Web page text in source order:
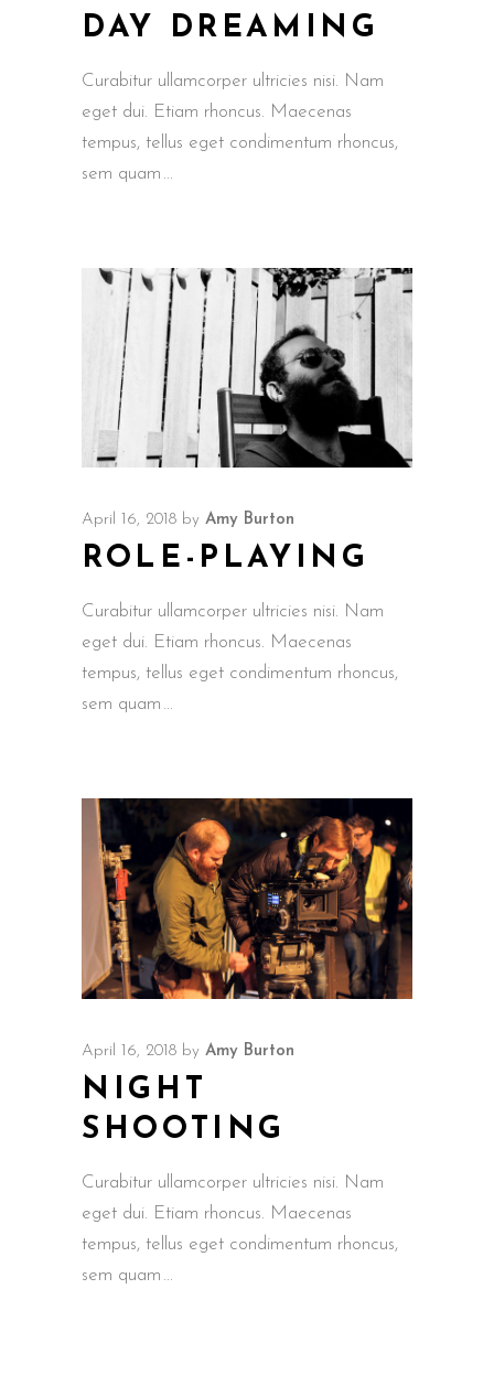
DAY DREAMING
Curabitur ullamcorper ultricies nisi. Nam
eget dui. Etiam rhoncus. Maecenas
tempus, tellus eget condimentum rhoncus,
sem quam
April 16, 2018 by Amy Burton
ROLE-PLAYING
Curabitur ullamcorper ultricies nisi. Nam
eget dui. Etiam rhoncus. Maecenas
tempus, tellus eget condimentum rhoncus,
sem quam
April 16, 2018 by Amy Burton
NIGHT
SHOOTING
Curabitur ullamcorper ultricies nisi. Nam
eget dui. Etiam rhoncus. Maecenas
tempus, tellus eget condimentum rhoncus,
sem quam